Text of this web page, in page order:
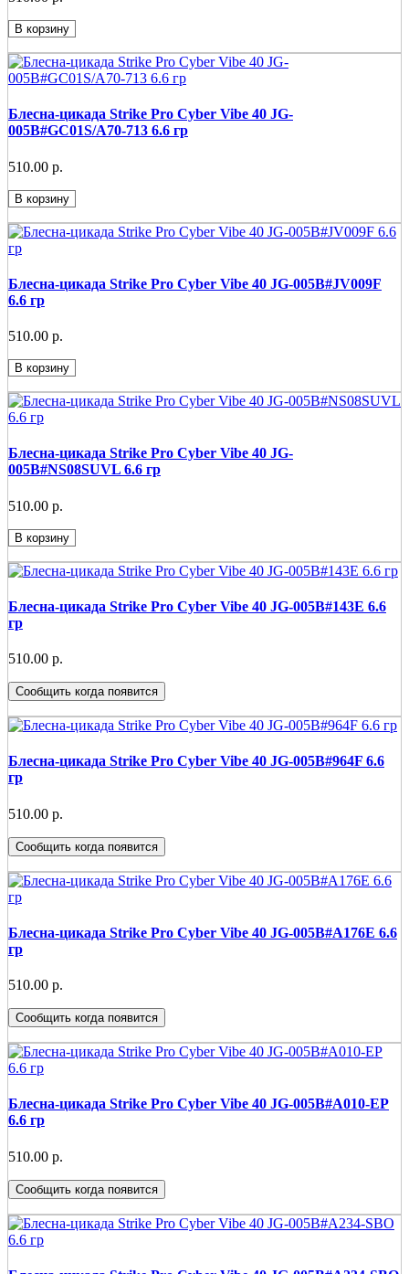
В корзину
Блесна-цикада Strike Pro Cyber Vibe 40 JG-
005B#GC01S/A70-713 6.6 гр
510.00 р.
В корзину
Блесна-цикада Strike Pro Cyber Vibe 40 JG-005B#JV009F
6.6 гр
510.00 р.
В корзину
Блесна-цикада Strike Pro Cyber Vibe 40 JG-
005B#NS08SUVL 6.6 гр
510.00 р.
В корзину
Блесна-цикада Strike Pro Cyber Vibe 40 JG-005B#143E 6.6
гр
510.00 р.
Сообщить когда появится
Блесна-цикада Strike Pro Cyber Vibe 40 JG-005B#964F 6.6
гр
510.00 р.
Сообщить когда появится
Блесна-цикада Strike Pro Cyber Vibe 40 JG-005B#A176E 6.6
гр
510.00 р.
Сообщить когда появится
Блесна-цикада Strike Pro Cyber Vibe 40 JG-005B#A010-EP
6.6 гр
510.00 р.
Сообщить когда появится